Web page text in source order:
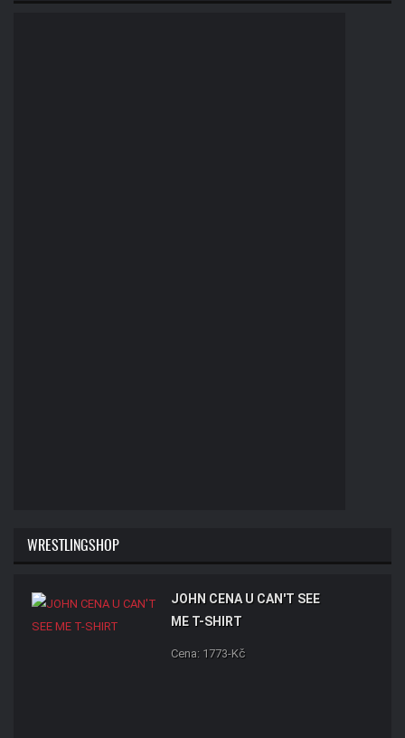
WRESTLINGSHOP
JOHN CENA U CAN'T SEE
ME T-SHIRT
Cena: 1773-Kč